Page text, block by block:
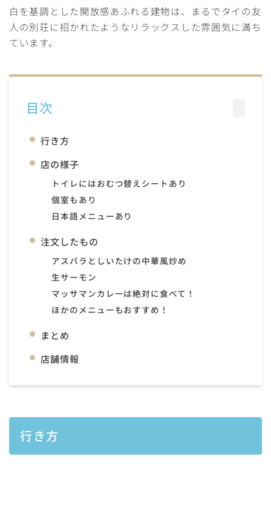
白を基調とした開放感あふれる建物は、まるでタイの友
人の別荘に招かれたようなリラックスした雰囲気に満ち
ています。
目次
行き方
店の様子
トイレにはおむつ替えシート あり
個室もあり
日本語メニューあり
注文したもの
アスパラとしいたけの中華風炒め
生サーモン
マッサマンカレーは絶対に食べて！
ほかのメニューもおすすめ！
まとめ
店舗情報
行き方